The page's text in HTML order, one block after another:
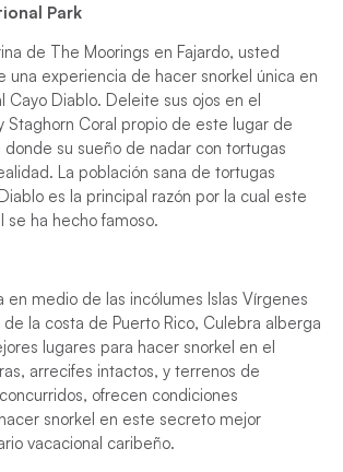
Park
de The Moorings en Fajardo, usted
una experiencia de hacer snorkel única en
Cayo Diablo. Deleite sus ojos en el
Staghorn Coral propio de este lugar de
su sueño de nadar con tortugas
La población sana de tortugas
es la principal razón por la cual este
se ha hecho famoso.
en medio de las incólumes Islas Vírgenes
de la costa de Puerto Rico, Culebra alberga
lugares para hacer snorkel en el
arrecifes intactos, y terrenos de
ofrecen condiciones
snorkel en este secreto mejor
vacacional caribeño.